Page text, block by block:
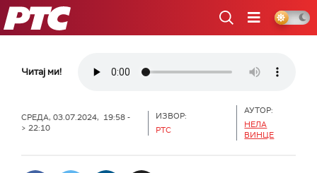
РТС
Читај ми!
СРЕДА, 03.07.2024, 19:58 -
> 22:10
ИЗВОР:
РТС
АУТОР:
НЕЛА
ВИНЦЕ